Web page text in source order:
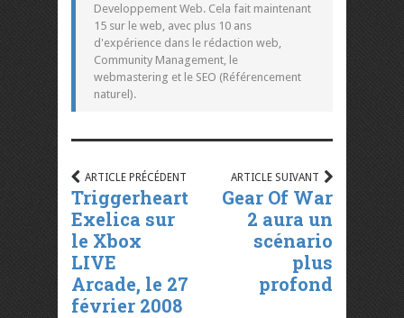
Developpement Web. Cela fait maintenant
15 sur le web, avec plus 10 ans
d'expérience dans le rédaction web,
Community Management, le
webmastering et le SEO (Référencement
naturel).
ARTICLE PRÉCÉDENT
Triggerheart
Exelica sur
le Xbox
LIVE
Arcade, le 27
février 2008
ARTICLE SUIVANT
Gear Of War
2 aura un
scénario
plus
profond